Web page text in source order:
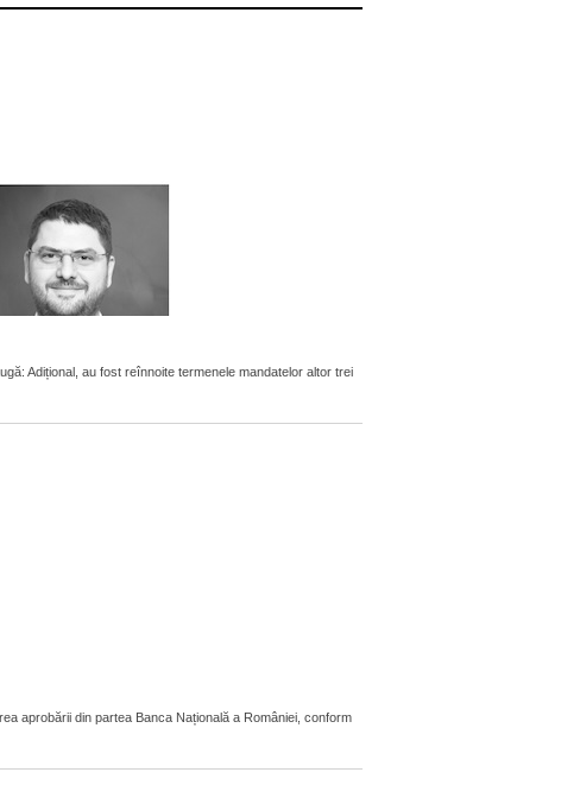
Adițional, au fost reînnoite termenele mandatelor altor trei
aprobării din partea Banca Națională a României, conform